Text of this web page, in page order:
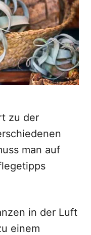
zu der
man auf
in der Luft
einem